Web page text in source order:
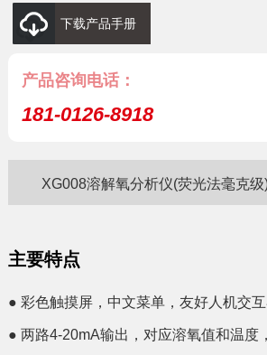
下载产品手册
产品咨询电话：
181-0126-8918
XG008溶解氧分析仪(荧光法毫克级
主要特点
● 彩色触摸屏，中文菜单，友好人机交互
● 两路4-20mA输出，对应溶氧值和温度